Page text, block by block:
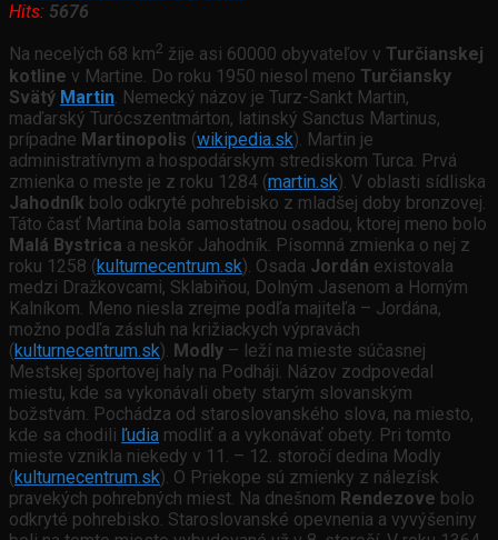
Hits: 5676
Na necelých 68 km2 žije asi 60000 obyvateľov v Turčianskej
kotline v Martine. Do roku 1950 niesol meno Turčiansky
Svätý Martin . Nemecký názov je Turz-Sankt Martin,
maďarský Turócszentmárton, latinský Sanctus Martinus,
prípadne Martinopolis (wikipedia.sk). Martin je
administratívnym a hospodárskym strediskom Turca. Prvá
zmienka o meste je z roku 1284 (martin.sk). V oblasti sídliska
Jahodník bolo odkryté pohrebisko z mladšej doby bronzovej.
Táto časť Martina bola samostatnou osadou, ktorej meno bolo
Malá Bystrica a neskôr Jahodník. Písomná zmienka o nej z
roku 1258 (kulturnecentrum.sk). Osada Jordán existovala
medzi Dražkovcami, Sklabiňou, Dolným Jasenom a Horným
Kalníkom. Meno niesla zrejme podľa majiteľa – Jordána,
možno podľa zásluh na križiackych výpravách
(kulturnecentrum.sk). Modly – leží na mieste súčasnej
Mestskej športovej haly na Podháji. Názov zodpovedal
miestu, kde sa vykonávali obety starým slovanským
božstvám. Pochádza od staroslovanského slova, na miesto,
kde sa chodili ľudia modliť a a vykonávať obety. Pri tomto
mieste vznikla niekedy v 11. – 12. storočí dedina Modly
(kulturnecentrum.sk). O Priekope sú zmienky z nálezísk
pravekých pohrebných miest. Na dnešnom Rendezove bolo
odkryté pohrebisko. Staroslovanské opevnenia a vyvýšeniny